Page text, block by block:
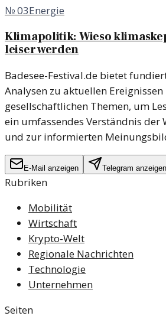
№03Energie
Klimapolitik: Wieso
leiser werden
Badesee-Festival.de bietet
Analysen zu aktuellen
gesellschaftlichen Themen, um
ein umfassendes Verständnis der
und zur informierten
E-Mail anzeigen Telegram anzeigen
Rubriken
Mobilität
Wirtschaft
Krypto-Welt
Regionale Nachrichten
Technologie
Unternehmen
Seiten